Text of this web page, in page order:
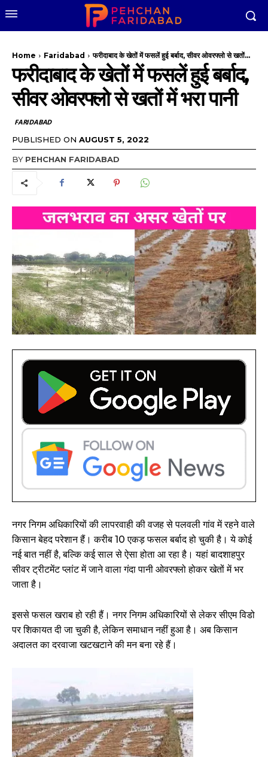
Home Faridabad फरीदाबाद के खेतों में फसलें हुई बर्बाद, सीवर ओवरफ्लो से खतों...
फरीदाबाद के खेतों में फसलें हुई बर्बाद,
सीवर ओवरफ्लो से खतों में भरा पानी
FARIDABAD
PUBLISHED ON AUGUST 5, 2022
BY PEHCHAN FARIDABAD
नगर निगम अधिकारियों की लापरवाही की वजह से पलवली गांव में रहने वाले
किसान बेहद परेशान हैं। करीब 10 एकड़ फसल बर्बाद हो चुकी है। ये कोई
नई बात नहीं है, बल्कि कई साल से ऐसा होता आ रहा है। यहां बादशाहपुर
सीवर ट्रीटमेंट प्लांट में जाने वाला गंदा पानी ओवरफ्लो होकर खेतों में भर
जाता है।
इससे फसल खराब हो रही हैं। नगर निगम अधिकारियों से लेकर सीएम विडो
पर शिकायत दी जा चुकी है, लेकिन समाधान नहीं हुआ है। अब किसान
अदालत का दरवाजा खटखटाने की मन बना रहे हैं।